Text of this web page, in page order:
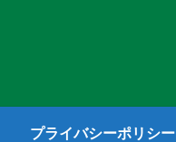
プライバシーポリシー